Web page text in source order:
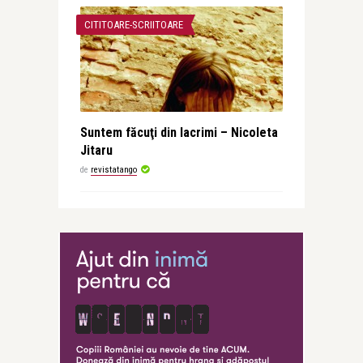
CITITOARE-SCRIITOARE
Suntem făcuţi din lacrimi – Nicoleta
Jitaru
de revistatango